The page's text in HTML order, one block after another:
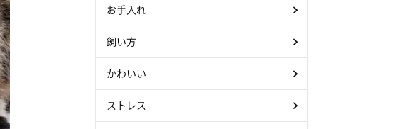
お手入れ
飼い方
かわいい
ストレス